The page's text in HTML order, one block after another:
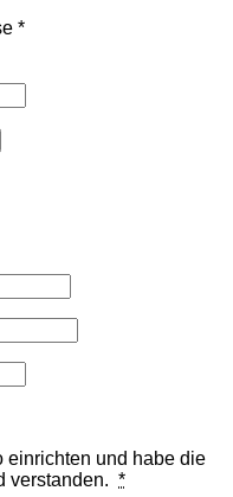
*Erforderlich
einrichten und habe die
verstanden. *